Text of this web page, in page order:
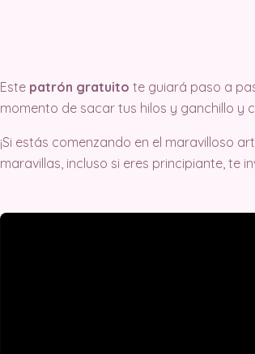
Este patrón gratuito te guiará paso a
momento de sacar tus hilos y ganchillo y
¡Si estás comenzando en el maravilloso
maravillas, incluso si eres principiante, te